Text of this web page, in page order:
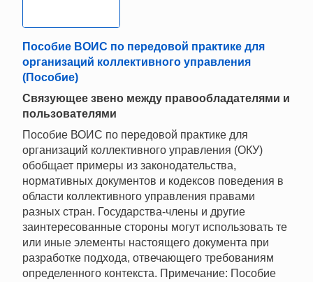
Пособие ВОИС по передовой практике для
организаций коллективного управления
(Пособие)
Связующее звено между правообладателями и
пользователями
Пособие ВОИС по передовой практике для
организаций коллективного управления (ОКУ)
обобщает примеры из законодательства,
нормативных документов и кодексов поведения в
области коллективного управления правами
разных стран. Государства-члены и другие
заинтересованные стороны могут использовать те
или иные элементы настоящего документа при
разработке подхода, отвечающего требованиям
определенного контекста. Примечание: Пособие